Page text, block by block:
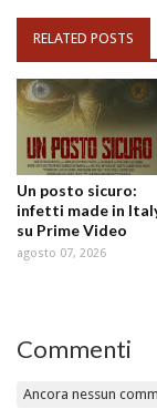
RELATED POSTS
Un posto sicuro:
infetti made in
su Prime Video
agosto 07, 2026
Commenti
Ancora nessun